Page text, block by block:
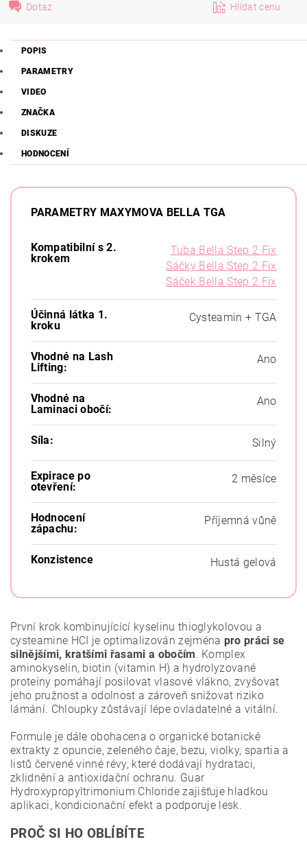
Dotaz Hlídat cenu
POPIS
PARAMETRY
VIDEO
ZNAČKA
DISKUZE
HODNOCENÍ
PARAMETRY MAXYMOVA BELLA TGA
Kompatibilní s 2.
krokem
Tuba Bella Step 2 Fix
Sáčky Bella Step 2 Fix
Sáček Bella Step 2 Fix
Účinná látka 1.
kroku
Cysteamin + TGA
Vhodné na Lash
Lifting:
Ano
Vhodné na
Laminaci obočí:
Ano
Síla: Silný
Expirace po
otevření:
2 měsíce
Hodnocení
zápachu:
Příjemná vůně
Konzistence Hustá gelová
První krok kombinujícící kyselinu thioglykolovou a
cysteamine HCI je optimalizován zejména pro práci se
silnějšími, kratšími řasami a obočím. Komplex
aminokyselin, biotin (vitamin H) a hydrolyzované
proteiny pomáhají posilovat vlasové vlákno, zvyšovat
jeho pružnost a odolnost a zároveň snižovat riziko
lámání. Chloupky zůstávají lépe ovladatelné a vitální.
Formule je dále obohacena o organické botanické
extrakty z opuncie, zeleného čaje, bezu, violky, spartia a
listů červené vinné révy, které dodávají hydrataci,
zklidnění a antioxidační ochranu. Guar
Hydroxypropyltrimonium Chloride zajišťuje hladkou
aplikaci, kondicionační efekt a podporuje lesk.
PROČ SI HO OBLÍBÍTE